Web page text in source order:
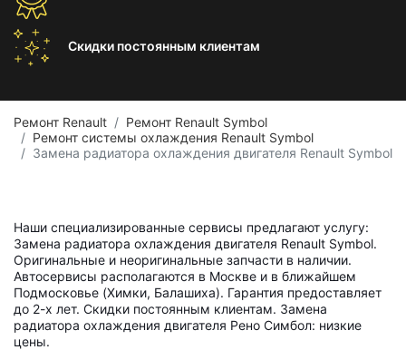
Скидки постоянным клиентам
Ремонт Renault
Ремонт Renault Symbol
Ремонт системы охлаждения Renault Symbol
Замена радиатора охлаждения двигателя Renault Symbol
Наши специализированные сервисы предлагают услугу:
Замена радиатора охлаждения двигателя Renault Symbol.
Оригинальные и неоригинальные запчасти в наличии.
Автосервисы располагаются в Москве и в ближайшем
Подмосковье (Химки, Балашиха). Гарантия предоставляет
до 2-х лет. Скидки постоянным клиентам. Замена
радиатора охлаждения двигателя Рено Симбол: низкие
цены.